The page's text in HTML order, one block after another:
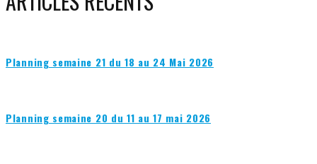
Planning semaine 21 du 18 au 24 Mai 2026
Planning semaine 20 du 11 au 17 mai 2026